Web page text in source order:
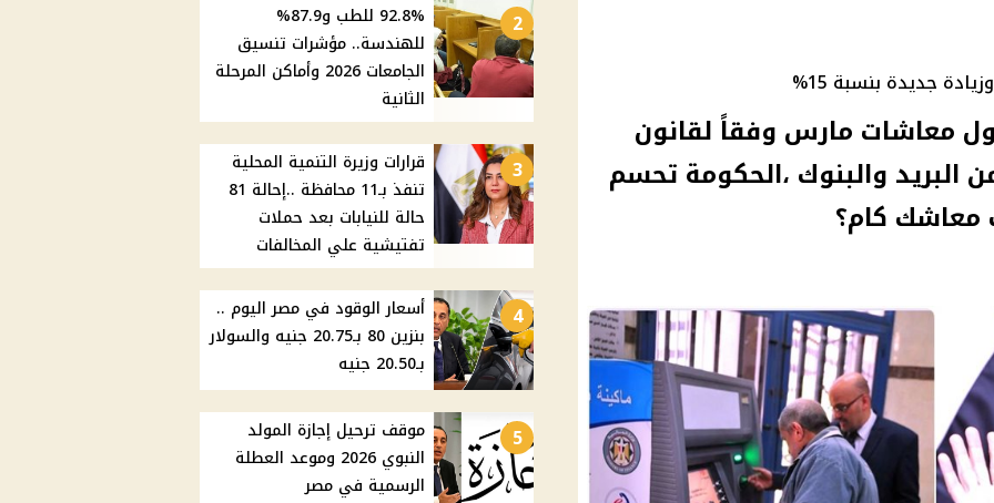
معاشات مارس وفقاً لقانون
البريد والبنوك ،الحكومة تحسم
2
92.8% للطب و87.9%
للهندسة.. مؤشرات تنسيق
الجامعات 2026 وأماكن المرحلة
الثانية
3
قرارات وزيرة التنمية المحلية
تنفذ بـ11 محافظة ..إحالة 81
حالة للنيابات بعد حملات
تفتيشية علي المخالفات
4
أسعار الوقود في مصر اليوم ..
بنزين 80 بـ20.75 جنيه والسولار
بـ20.50 جنيه
5
موقف ترحيل إجازة المولد
النبوي 2026 وموعد العطلة
الرسمية في مصر